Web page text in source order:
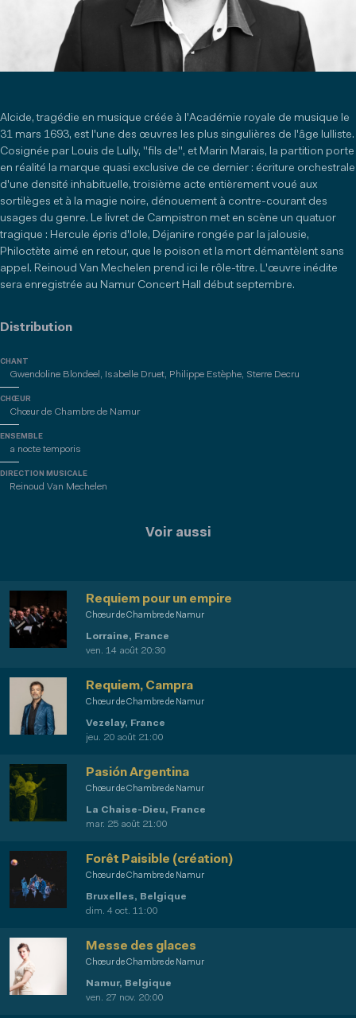
Alcide, tragédie en musique créée à l'Académie royale de musique le
31 mars 1693, est l'une des œuvres les plus singulières de l'âge lulliste.
Cosignée par Louis de Lully, "fils de", et Marin Marais, la partition porte
en réalité la marque quasi exclusive de ce dernier : écriture orchestrale
d'une densité inhabituelle, troisième acte entièrement voué aux
sortilèges et à la magie noire, dénouement à contre-courant des
usages du genre. Le livret de Campistron met en scène un quatuor
tragique : Hercule épris d'Iole, Déjanire rongée par la jalousie,
Philoctète aimé en retour, que le poison et la mort démantèlent sans
appel. Reinoud Van Mechelen prend ici le rôle-titre. L'œuvre inédite
sera enregistrée au Namur Concert Hall début septembre.
Distribution
CHANT
Gwendoline Blondeel, Isabelle Druet, Philippe Estèphe, Sterre Decru
CHŒUR
Chœur de Chambre de Namur
ENSEMBLE
a nocte temporis
DIRECTION MUSICALE
Reinoud Van Mechelen
Voir aussi
Chœur de Chambre de Namur
Requiem pour un empire
Lorraine, France
ven. 14 août 20:30
Chœur de Chambre de Namur
Requiem, Campra
Vezelay, France
jeu. 20 août 21:00
Chœur de Chambre de Namur
Pasión Argentina
La Chaise-Dieu, France
mar. 25 août 21:00
Chœur de Chambre de Namur
Forêt Paisible (création)
Bruxelles, Belgique
dim. 4 oct. 11:00
Chœur de Chambre de Namur
Messe des glaces
Namur, Belgique
ven. 27 nov. 20:00